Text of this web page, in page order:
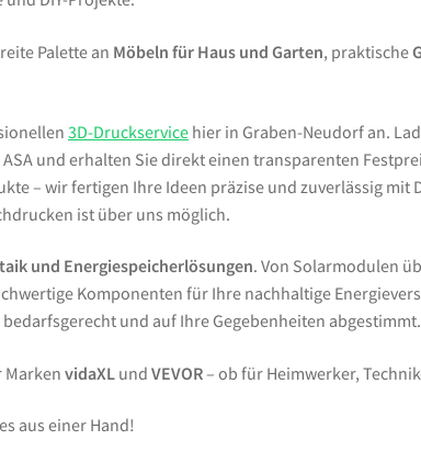
Palette an Möbeln für Haus und Garten, praktische
3D-Druckservice hier in Graben-Neudorf an.
ASA und erhalten Sie direkt einen transparenten
– wir fertigen Ihre Ideen präzise und zuverlässig mit
ist über uns möglich.
und Energiespeicherlösungen. Von Solarmodulen
Komponenten für Ihre nachhaltige
und auf Ihre Gegebenheiten abgestimmt.
MarkenvidaXL undVEVOR– ob für Heimwerker,
aus einer Hand!